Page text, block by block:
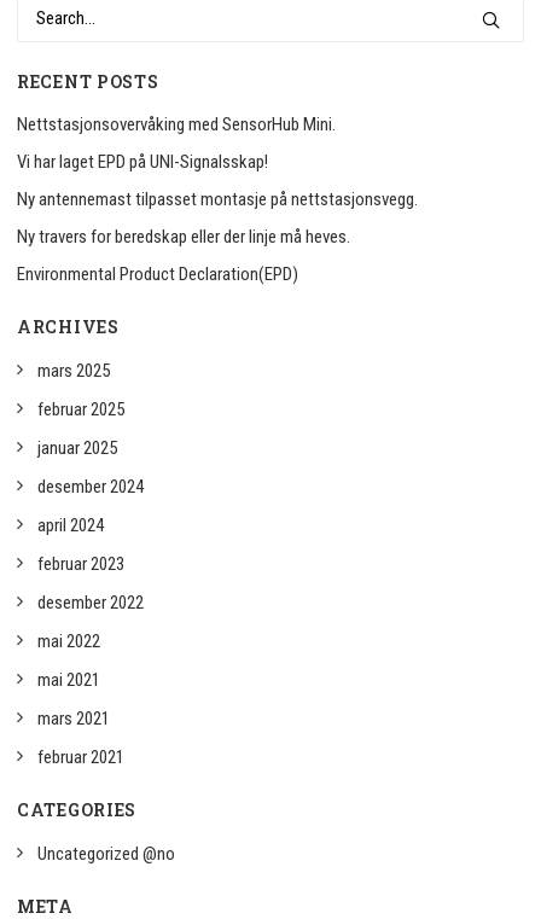
RECENT POSTS
Nettstasjonsovervåking med SensorHub Mini.
Vi har laget EPD på UNI-Signalsskap!
Ny antennemast tilpasset montasje på nettstasjonsvegg.
Ny travers for beredskap eller der linje må heves.
Environmental Product Declaration(EPD)
ARCHIVES
mars 2025
februar 2025
januar 2025
desember 2024
april 2024
februar 2023
desember 2022
mai 2022
mai 2021
mars 2021
februar 2021
CATEGORIES
Uncategorized @no
META